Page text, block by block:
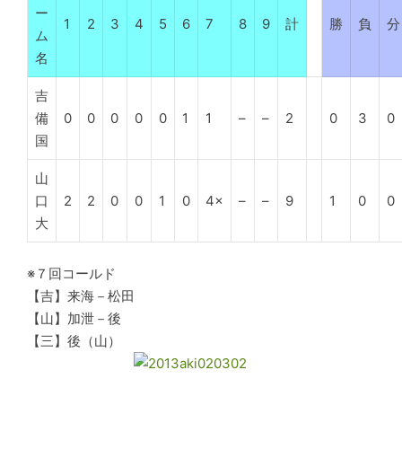
ー
ム
名
1 2 3 4 5 6 7 8 9 計 勝 負 分
吉
備
国
0 0 0 0 0 1 1 – – 2 0 3 0
山
口
大
2 2 0 0 1 0 4× – – 9 1 0 0
※７回コールド
【吉】来海－松田
【山】加泄－後
【三】後（山）